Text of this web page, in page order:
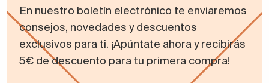
En nuestro boletín electrónico te enviaremos
consejos, novedades y descuentos
exclusivos para ti. ¡Apúntate ahora y recibirás
5€ de descuento para tu primera compra!